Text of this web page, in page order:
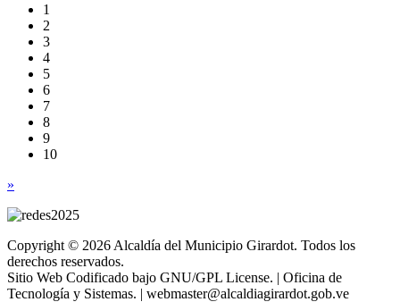
1
2
3
4
5
6
7
8
9
10
»
Copyright © 2026 Alcaldía del Municipio Girardot. Todos los
derechos reservados.
Sitio Web Codificado bajo GNU/GPL License. | Oficina de
Tecnología y Sistemas. | webmaster@alcaldiagirardot.gob.ve